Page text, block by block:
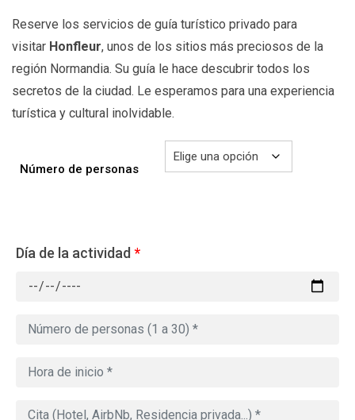
Reserve los servicios de guía turístico privado para
visitar Honfleur, unos de los sitios más preciosos de la
región Normandia. Su guía le hace descubrir todos los
secretos de la ciudad. Le esperamos para una experiencia
turística y cultural inolvidable.
Número de personas
Día de la actividad*